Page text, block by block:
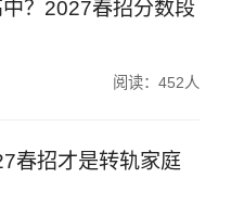
？2027春招分数段
阅读：452人
春招才是转轨家庭